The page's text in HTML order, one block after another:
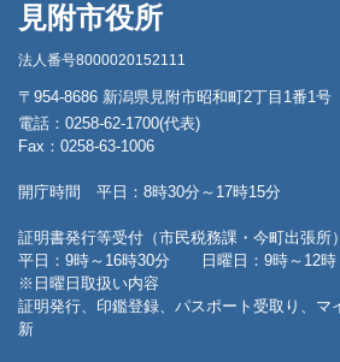
見附市役所
法人番号8000020152111
〒954-8686 新潟県見附市昭和町2丁目1番1号
電話：0258-62-1700(代表)
Fax：0258-63-1006
開庁時間 平日：8時30分～17時15分
証明書発行等受付（市民税務課・今町出張所）
平日：9時～16時30分 日曜日：9時～12時
※日曜日取扱い内容
証明発行、印鑑登録、パスポート受取り、マ
新